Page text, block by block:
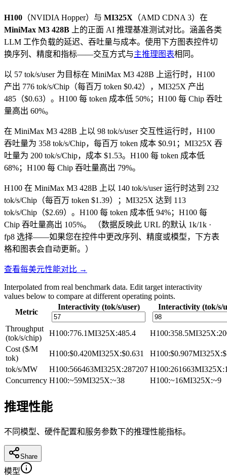
H100 （NVIDIA Hopper）与 MI325X （AMD CDNA 3）在
MiniMax M3 428B 上的正面 AI 推理基准测试对比。涵盖各类
LLM 工作负载的延迟、吞吐量与成本。使用下方图表控件切
换序列、精度和指标——交互方式与主推理图表相同。
以 57 tok/s/user 为目标在 MiniMax M3 428B 上运行时，H100
产出 776 tok/s/Chip（每百万 token $0.42），MI325X 产出
485（$0.63）。H100 每 token 成本低 50%；H100 每 Chip 吞吐
量高出 60%。
在 MiniMax M3 428B 上以 98 tok/s/user 交互性运行时，H100
吞吐量为 358 tok/s/Chip，每百万 token 成本 $0.91；MI325X 吞
吐量为 200 tok/s/Chip，成本 $1.53。H100 每 token 成本低
68%；H100 每 Chip 吞吐量高出 79%。
H100 在 MiniMax M3 428B 上以 140 tok/s/user 运行时达到 232
tok/s/Chip（每百万 token $1.39）；MI325X 达到 113
tok/s/Chip（$2.69）。H100 每 token 成本低 94%；H100 每
Chip 吞吐量高出 105%。
（数据反映此 URL 的默认 1k/1k ·
fp8 选择——如果您在控件中更改序列、精度或模型，下方表
格和图表会自动更新。）
查看每美元性能对比 →
Interpolated from real benchmark data. Edit target interactivity
values below to compare at different operating points.
Metric
Interactivity (tok/s/user) Interactivity (tok/s/
Throughput
(tok/s/chip)
H100:776.1MI325X:485.4 H100:358.5MI325X:
Cost ($/M
tok)
H100:$0.420MI325X:$0.631 H100:$0.907MI325X:
tok/s/MW
H100:566463MI325X:287207 H100:261663MI325X:
Concurrency H100:~59MI325X:~38 H100:~16MI325X:~9
推理性能
不同模型、硬件配置和服务参数下的推理性能指标。
Share
模型